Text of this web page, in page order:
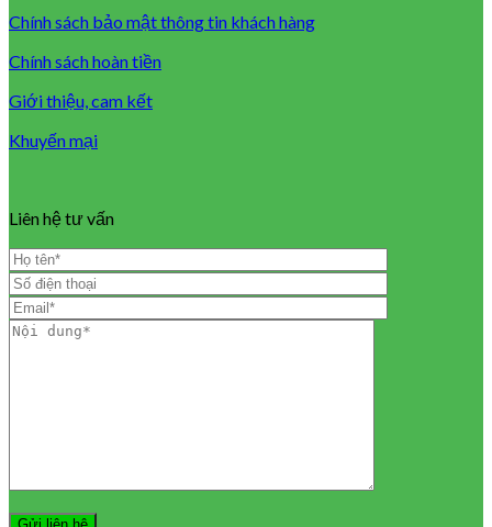
Chính sách bảo mật thông tin khách hàng
Chính sách hoàn tiền
Giới thiệu, cam kết
Khuyến mại
Liên hệ tư vấn